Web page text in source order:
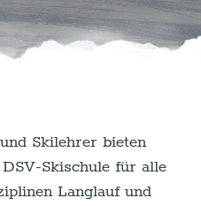
Skilehrer bieten
Skischule für alle
Langlauf und